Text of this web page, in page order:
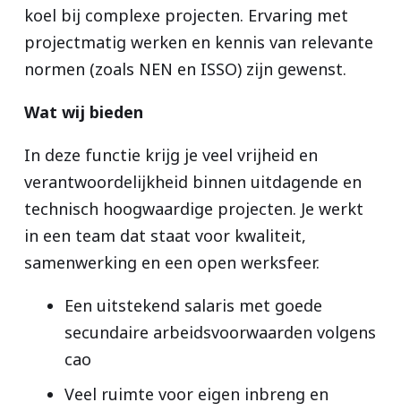
koel bij complexe projecten. Ervaring met
projectmatig werken en kennis van relevante
normen (zoals NEN en ISSO) zijn gewenst.
Wat wij bieden
In deze functie krijg je veel vrijheid en
verantwoordelijkheid binnen uitdagende en
technisch hoogwaardige projecten. Je werkt
in een team dat staat voor kwaliteit,
samenwerking en een open werksfeer.
Een uitstekend salaris met goede
secundaire arbeidsvoorwaarden volgens
cao
Veel ruimte voor eigen inbreng en